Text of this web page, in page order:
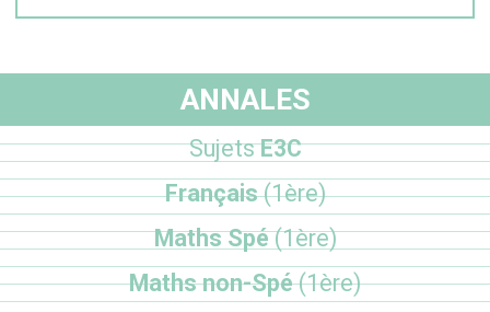
ANNALES
SujetsE3C
Français(1ère)
Maths Spé(1ère)
Maths non-Spé(1ère)